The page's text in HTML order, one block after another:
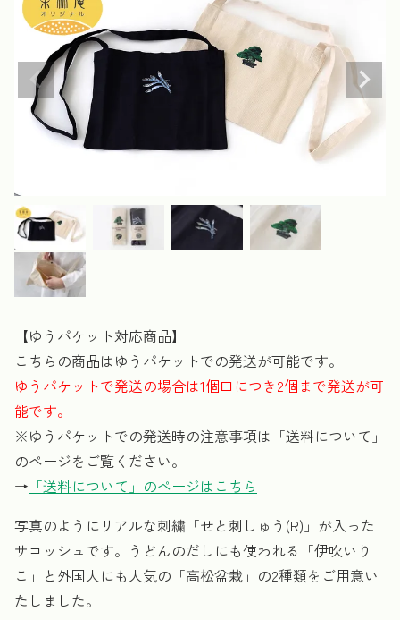
【ゆうパケット対応商品】
こちらの商品はゆうパケットでの発送が可能です。
ゆうパケットで発送の場合は1個口につき2個まで発送が可
能です。
※ゆうパケットでの発送時の注意事項は「送料について」
のページをご覧ください。
→ 「送料について」のページはこちら
写真のようにリアルな刺繍「せと刺しゅう(R)」が入った
サコッシュです。うどんのだしにも使われる「伊吹いり
こ」と外国人にも人気の「高松盆栽」の2種類をご用意い
たしました。